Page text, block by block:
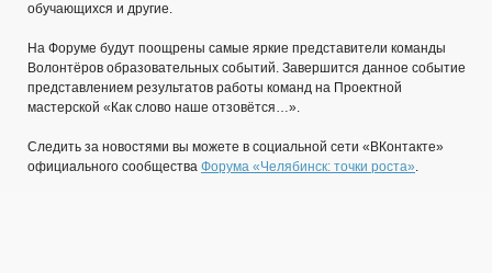
обучающихся и другие.
На Форуме будут поощрены самые яркие представители команды
Волонтёров образовательных событий. Завершится данное событие
представлением результатов работы команд на Проектной
мастерской «Как слово наше отзовётся…».
Следить за новостями вы можете в социальной сети «ВКонтакте»
официального сообщества Форума «Челябинск: точки роста».